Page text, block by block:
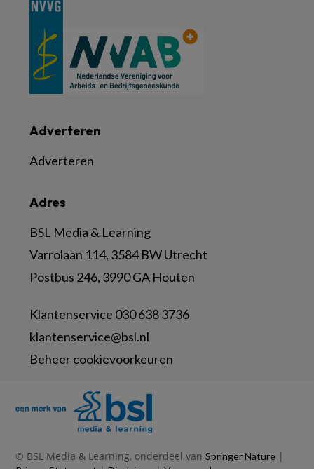
Adres
BSL Media & Learning
Varrolaan 114, 3584 BW Utrecht
Postbus 246, 3990 GA Houten
Klantenservice 030 638 3736
klantenservice@bsl.nl
Beheer cookievoorkeuren
Adverteren
Adverteren
© BSL Media & Learning, onderdeel van Springer Nature |